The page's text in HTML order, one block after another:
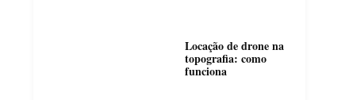
Locação de drone na
topografia: como
funciona